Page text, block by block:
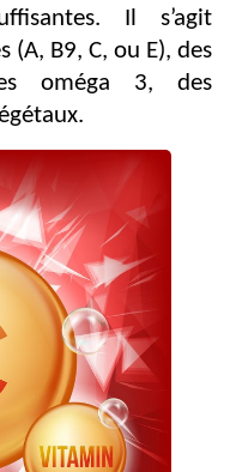
Il s’agit
B9, C, ou E), des
oméga 3, des